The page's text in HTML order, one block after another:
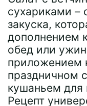
сухариками –
закуска,
дополнением
обед или
приложением
праздничном
кушаньем для
Рецепт